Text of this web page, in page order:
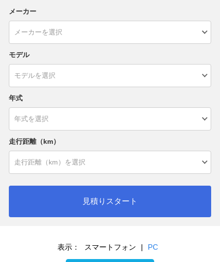
メーカー
モデル
年式
走行距離（km）
見積りスタート
表示： スマートフォン | PC